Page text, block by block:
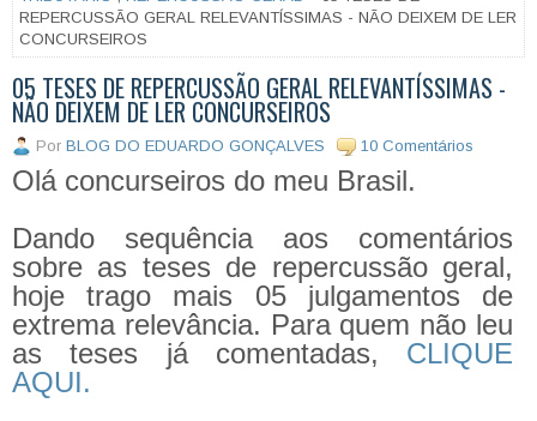
REPERCUSSÃO GERAL RELEVANTÍSSIMAS - NÃO DEIXEM DE LER
CONCURSEIROS
05 TESES DE REPERCUSSÃO GERAL RELEVANTÍSSIMAS -
NÃO DEIXEM DE LER CONCURSEIROS
Por BLOG DO EDUARDO GONÇALVES 10 Comentários
Olá concurseiros do meu Brasil.
Dando sequência aos comentários
sobre as teses de repercussão geral,
hoje trago mais 05 julgamentos de
extrema relevância. Para quem não leu
as teses já comentadas, CLIQUE
AQUI.